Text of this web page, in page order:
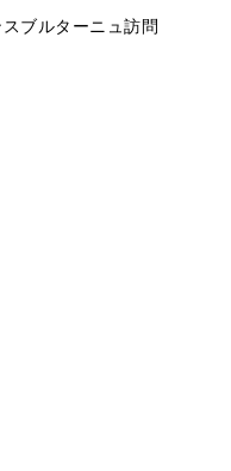
ブルターニュ訪問